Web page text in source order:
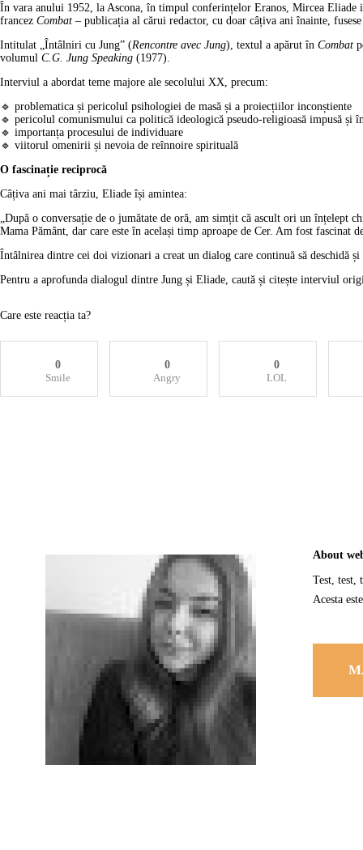
În vara anului 1952, la Ascona, în timpul conferințelor Eranos, Mircea
francez Combat – publicația al cărui redactor, cu doar câțiva ani înainte,
Intitulat „Întâlniri cu Jung” (Rencontre avec Jung), textul a apărut în Combat
volumul C.G. Jung Speaking (1977).
Interviul a abordat teme majore ale secolului XX, precum:
🔹 problematica și pericolul psihologiei de masă și a proiecțiilor inconștiente
🔹 pericolul comunismului ca politică ideologică pseudo-religioasă impusă și
🔹 importanța procesului de individuare
🔹 viitorul omenirii și nevoia de reînnoire spirituală
O fascinație reciprocă
Câțiva ani mai târziu, Eliade își amintea:
„După o conversație de o jumătate de oră, am simțit că ascult ori un înțelept
Mama Pământ, dar care este în același timp aproape de Cer. Am fost fascinat
Întâlnirea dintre cei doi vizionari a creat un dialog care continuă să deschidă
Pentru a aprofunda dialogul dintre Jung și Eliade, caută și citește interviul
Care este reacția ta?
0
Smile
0
Angry
0
LOL
About
Test, test,
Acesta